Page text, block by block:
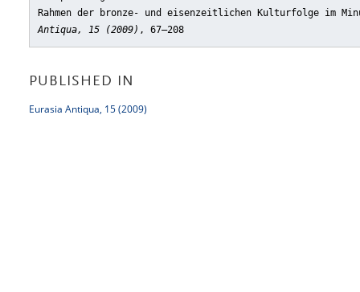
Rahmen der bronze- und eisenzeitlichen Kulturfolge im
Antiqua, 15 (2009) , 67–208
PUBLISHED IN
Eurasia Antiqua, 15 (2009)